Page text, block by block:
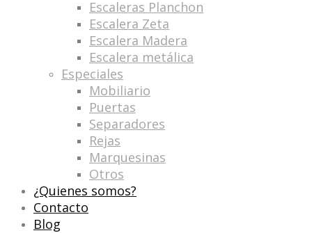
Escaleras Planchon
Escalera Zeta
Escalera Madera
Escalera metálica
Especiales
Mobiliario
Puertas
Separadores
Rejas
Marquesinas
Otros
¿Quienes somos?
Contacto
Blog